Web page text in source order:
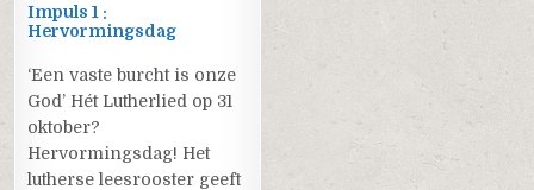
Impuls 1 :
Hervormingsdag
‘Een vaste burcht is onze
God’ Hét Lutherlied op 31
oktober?
Hervormingsdag! Het
lutherse leesrooster geeft